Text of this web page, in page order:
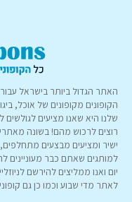
האתר הגדול ביותר בישראל עבור
הקופונים מקופונים של אוכל,
שלנו היא שאנו מציעים
רוצים לרכוש מהם! בשונה
ישיר ומציעים מבצעים
למותגים שאתם כבר מעוניינים
יום ואנו ממליצים להירשם
לאתר מדי שבוע וכמו כן גם